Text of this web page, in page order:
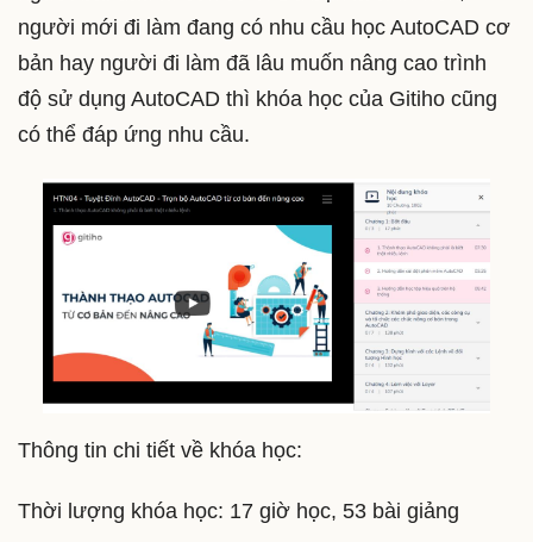
người mới đi làm đang có nhu cầu học AutoCAD cơ
bản hay người đi làm đã lâu muốn nâng cao trình
độ sử dụng AutoCAD thì khóa học của Gitiho cũng
có thể đáp ứng nhu cầu.
Thông tin chi tiết về khóa học:
Thời lượng khóa học: 17 giờ học, 53 bài giảng